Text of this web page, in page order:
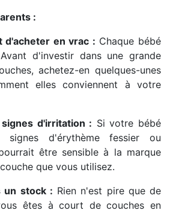
:
d'acheter en vrac : Chaque bébé
d'investir dans une grande
achetez-en quelques-unes
elles conviennent à votre
d'irritation : Si votre bébé
signes d'érythème fessier ou
être sensible à la marque
que vous utilisez.
un stock : Rien n'est pire que de
êtes à court de couches en